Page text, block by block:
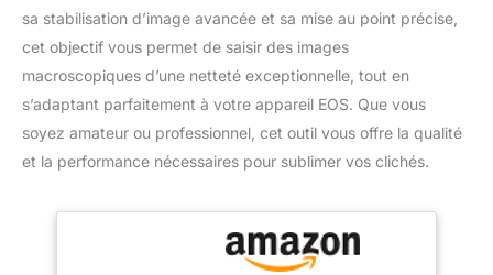
sa stabilisation d’image avancée et sa mise au point précise,
cet objectif vous permet de saisir des images
macroscopiques d’une netteté exceptionnelle, tout en
s’adaptant parfaitement à votre appareil EOS. Que vous
soyez amateur ou professionnel, cet outil vous offre la qualité
et la performance nécessaires pour sublimer vos clichés.